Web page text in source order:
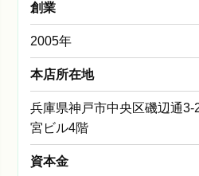
創業
2005年
本店所在地
兵庫県神戸市中央区磯辺通3-
宮ビル4階
資本金